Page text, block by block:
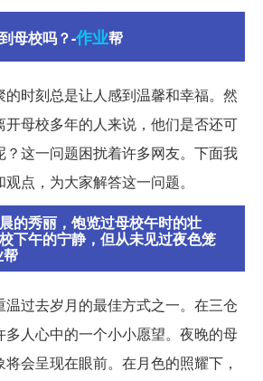
母校吗？-作业帮
时刻总是让人感到温馨和幸福。然
母校多年的人来说，他们是否还可
？这一问题困扰着许多网友。下面我
点，为大家解答这一问题。
的秀丽，饱览过母校午时的壮
下午的宁静，但从未见过夜色笼
帮
温过去岁月的最佳方式之一。在三仓
多人心中的一个小小愿望。夜晚的母
会呈现在眼前。在月色的照耀下，